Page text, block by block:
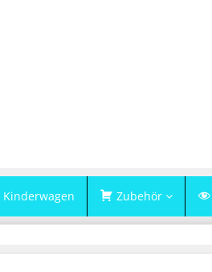
Kinderwagen Zubehör